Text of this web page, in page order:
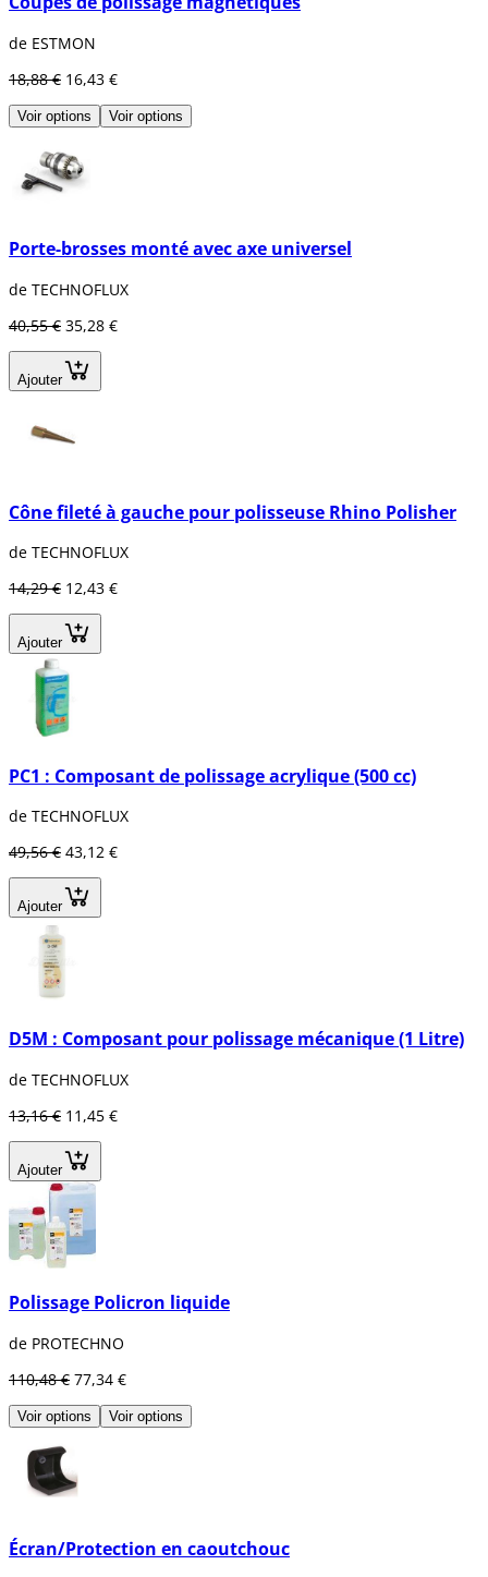
de ESTMON
18,88 € 16,43 €
Voir options Voir options
Porte-brosses monté avec axe universel
de TECHNOFLUX
40,55 € 35,28 €
Ajouter
Cône fileté à gauche pour polisseuse Rhino Polisher
de TECHNOFLUX
14,29 € 12,43 €
Ajouter
PC1 : Composant de polissage acrylique (500 cc)
de TECHNOFLUX
49,56 € 43,12 €
Ajouter
D5M : Composant pour polissage mécanique (1 Litre)
de TECHNOFLUX
13,16 € 11,45 €
Ajouter
Polissage Policron liquide
de PROTECHNO
110,48 € 77,34 €
Voir options Voir options
Écran/Protection en caoutchouc